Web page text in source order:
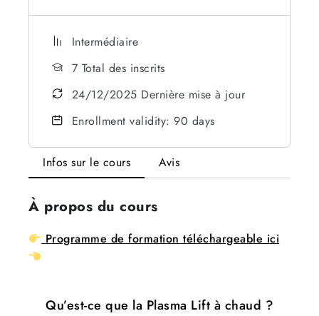
Intermédiaire
7 Total des inscrits
24/12/2025 Dernière mise à jour
Enrollment validity: 90 days
Infos sur le cours Avis
À propos du cours
Programme de formation téléchargeable ici
Qu’est-ce que la Plasma Lift à chaud ?